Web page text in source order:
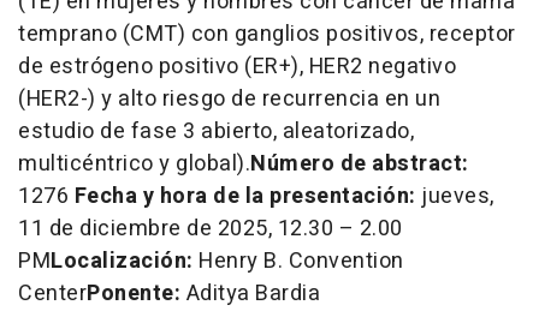
temprano (CMT) con ganglios positivos, receptor
de estrógeno positivo (ER+), HER2 negativo
(HER2-) y alto riesgo de recurrencia en un
estudio de fase 3 abierto, aleatorizado,
multicéntrico y global).Número de abstract:
1276 Fecha y hora de la presentación: jueves,
11 de diciembre de 2025, 12.30 – 2.00
PMLocalización: Henry B. Convention
CenterPonente: Aditya Bardia